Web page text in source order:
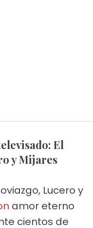
y Mijares
Lucero y
amor eterno
cientos de